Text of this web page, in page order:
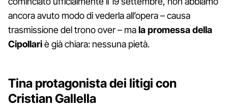
ancora avuto modo di vederla all’opera – causa
trasmissione del trono over – mala promessa della
Cipollariè già chiara: nessuna pietà.
Tina protagonista dei litigi con
Cristian Gallella